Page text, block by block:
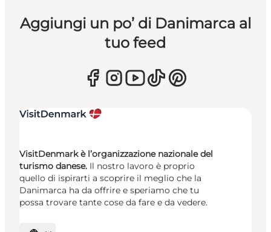
Aggiungi un po’ di Danimarca al
tuo feed
VisitDenmark è l’organizzazione nazionale del
turismo danese. Il nostro lavoro è proprio
quello di ispirarti a scoprire il meglio che la
Danimarca ha da offrire e speriamo che tu
possa trovare tante cose da fare e da vedere.